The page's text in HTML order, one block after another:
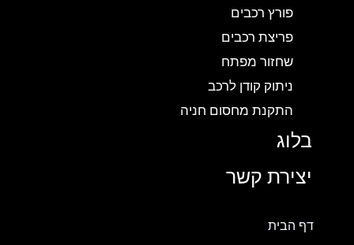
פורץ רכבים
פריצת רכבים
שחזור מפתח
ניתוק קודן לרכב
התקנת מחסום חניה
בלוג
יצירת קשר
דף הבית